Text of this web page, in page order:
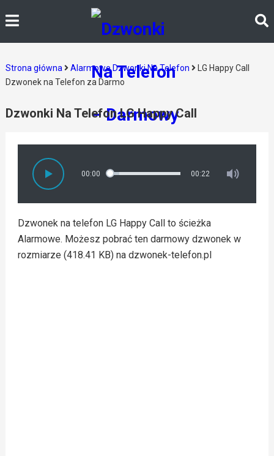
Strona główna Alarmowe Dzwonki Na Telefon
LG Happy Call
Dzwonek na Telefon za Darmo
Dzwonki Na Telefon LG Happy Call
00:00 00:22
Dzwonek na telefon LG Happy Call to ścieżka
Alarmowe. Możesz pobrać ten darmowy dzwonek w
rozmiarze (418.41 KB) na dzwonek-telefon.pl